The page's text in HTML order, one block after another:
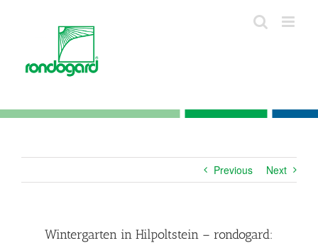
Previous Next
Wintergarten in Hilpoltstein – rondogard: